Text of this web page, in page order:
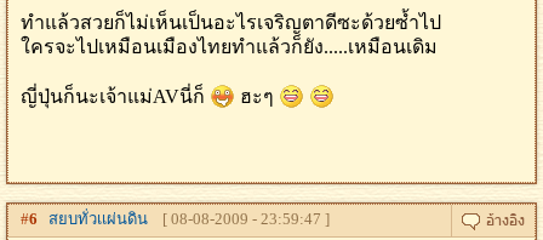
ทำแล้วสวยก็ไม่เห็นเป็นอะไรเจริญตาดีซะด้วยซ้ำไป
ใครจะไปเหมือนเมืองไทยทำแล้วก็ยัง.....เหมือนเดิม
ญี่ปุ่นก็นะเจ้าแม่AVนี่ก็ ฮะๆ
#6 สยบทั่วเเผ่นดิน [ 08-08-2009 - 23:59:47 ]